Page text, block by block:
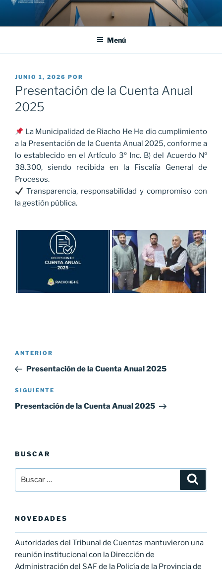
Saltar
contenido
Menú
PUBLICADO
EL
JUNIO 1, 2026 POR
Presentación de la Cuenta Anual
2025
La Municipalidad de Riacho He He dio cumplimiento
a la Presentación de la Cuenta Anual 2025, conforme a
lo establecido en el Artículo 3º Inc. B) del Acuerdo Nº
38.300, siendo recibida en la Fiscalía General de
Procesos.
Transparencia, responsabilidad y compromiso con
la gestión pública.
Navegación
entradas
Entrada
anterior:
ANTERIOR
Presentación de la Cuenta Anual 2025
Siguiente
entrada
SIGUIENTE
Presentación de la Cuenta Anual 2025
BUSCAR
Buscar
NOVEDADES
Autoridades del Tribunal de Cuentas mantuvieron una
reunión institucional con la Dirección de
Administración del SAF de la Policía de la Provincia de